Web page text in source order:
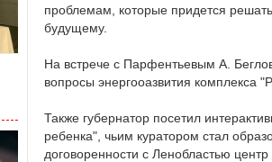
проблемам, которые придется
будущему.
На встрече с Парфентьевым А.
вопросы энергооазвития комплекса
Также губернатор посетил
ребенка", чьим куратором стал
договоренности с Ленобластью